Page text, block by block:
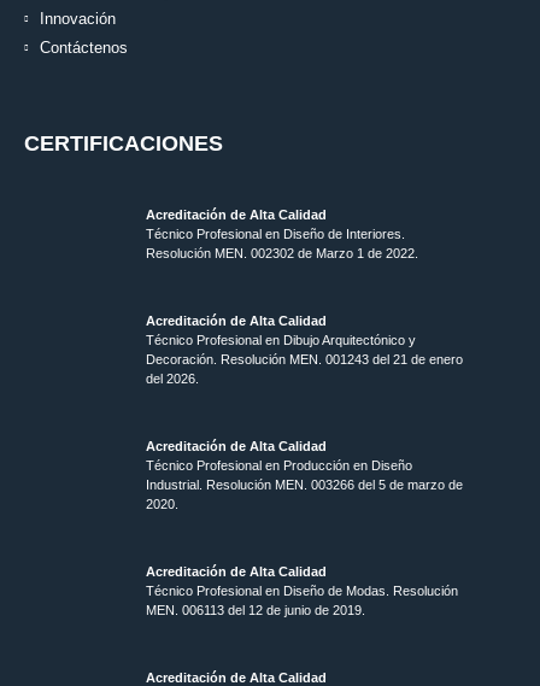
Innovación
Contáctenos
CERTIFICACIONES
Acreditación de Alta Calidad
Técnico Profesional en Diseño de Interiores.
Resolución MEN. 002302 de Marzo 1 de 2022.
Acreditación de Alta Calidad
Técnico Profesional en Dibujo Arquitectónico y
Decoración. Resolución MEN. 001243 del 21 de enero
del 2026.
Acreditación de Alta Calidad
Técnico Profesional en Producción en Diseño
Industrial. Resolución MEN. 003266 del 5 de marzo de
2020.
Acreditación de Alta Calidad
Técnico Profesional en Diseño de Modas. Resolución
MEN. 006113 del 12 de junio de 2019.
Acreditación de Alta Calidad